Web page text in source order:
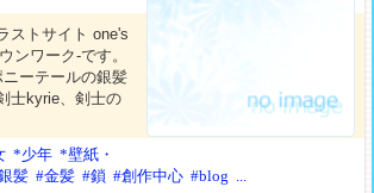
ストサイト one's
ンワーク-です。
ーテールの銀髪
士kyrie、剣士の
*少年 *壁紙・
髪 #金髪 #鎖 #創作中心 #blog ...